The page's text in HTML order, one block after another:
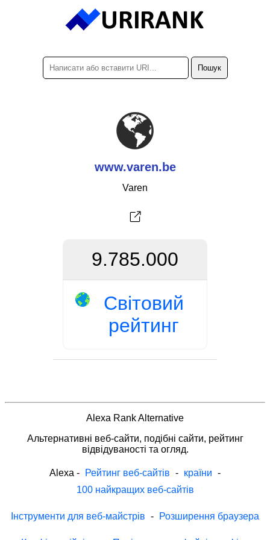
www.varen.be
Varen
9.785.000
Світовий
рейтинг
Alexa Rank Alternative
Альтернативні веб-сайти, подібні сайти, рейтинг
відвідуваності та огляд.
Alexa - Рейтинг веб-сайтів - країни -
100 найкращих веб-сайтів
Інструменти для веб-майстрів - Розширення браузера